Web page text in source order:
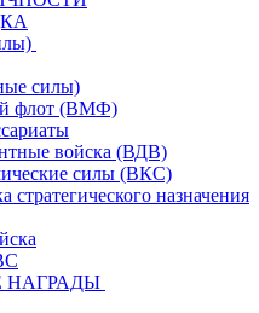
силы)
флот (ВМФ)
войска (ВДВ)
силы (ВКС)
стратегического назначения
НАГРАДЫ